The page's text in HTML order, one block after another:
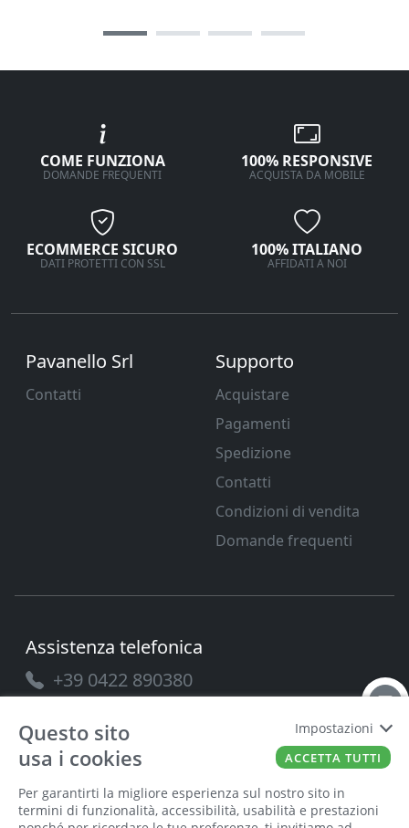
COME FUNZIONA
DOMANDE FREQUENTI
100% RESPONSIVE
ACQUISTA DA MOBILE
ECOMMERCE SICURO
DATI PROTETTI CON SSL
100% ITALIANO
AFFIDATI A NOI
Pavanello Srl
Contatti
Supporto
Acquistare
Pagamenti
Spedizione
Contatti
Condizioni di vendita
Domande frequenti
Assistenza telefonica
+39 0422 890380
Questo sito
usa i cookies
Per garantirti la migliore esperienza sul nostro sito in
termini di funzionalità, accessibilità, usabilità e prestazioni
Impostazioni
ACCETTA TUTTI